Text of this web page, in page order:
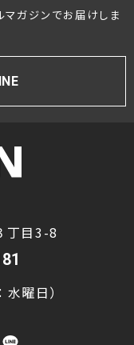
ガジンでお届けしま
丁目3-8
曜日）